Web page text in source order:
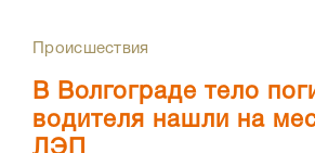
Происшествия
В Волгограде тело
водителя нашли на
ЛЭП